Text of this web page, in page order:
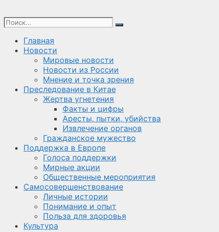
Главная
Новости
Мировые новости
Новости из России
Мнение и точка зрения
Преследование в Китае
Жертва угнетения
Факты и цифры
Аресты, пытки, убийства
Извлечение органов
Гражданское мужество
Поддержка в Европе
Голоса поддержки
Мирные акции
Общественные мероприятия
Самосовершенствование
Личные истории
Понимание и опыт
Польза для здоровья
Культура